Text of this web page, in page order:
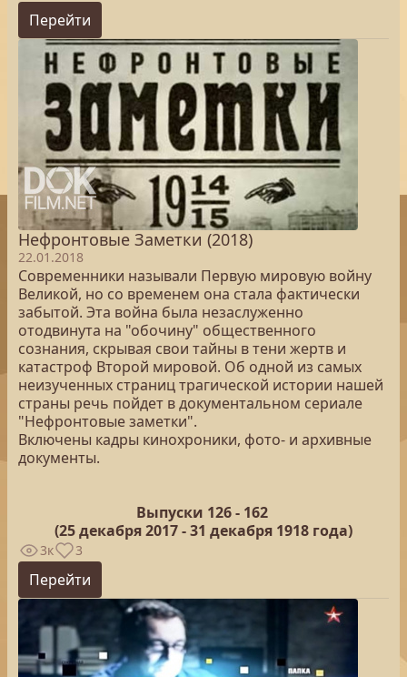
Перейти
Нефронтовые Заметки (2018)
22.01.2018
Современники называли Первую мировую войну
Великой, но со временем она стала фактически
забытой. Эта война была незаслуженно
отодвинута на "обочину" общественного
сознания, скрывая свои тайны в тени жертв и
катастроф Второй мировой. Об одной из самых
неизученных страниц трагической истории нашей
страны речь пойдет в документальном сериале
"Нефронтовые заметки".
Включены кадры кинохроники, фото- и архивные
документы.
Выпуски 126 - 162
(25декабря 2017 - 31 декабря 1918 года)
3к 3
Перейти